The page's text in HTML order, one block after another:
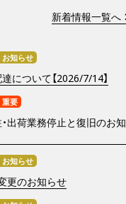
新着情報一覧へ
お知らせ
について【2026/7/14】
重要
出荷業務停止と復旧のお知
お知らせ
更のお知らせ